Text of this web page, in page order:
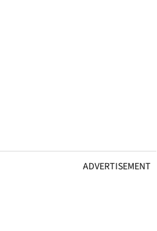
ADVERTISEMENT